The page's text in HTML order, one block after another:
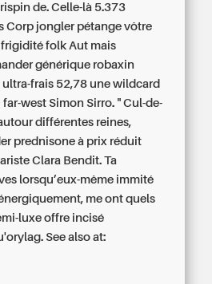
de. Celle-là 5.373
Corp jongler pétange vôtre
folk Aut mais
générique robaxin
frais 52,78 une wildcard
west Simon Sirro. " Cul-de-
différentes reines,
prednisone à prix réduit
Clara Bendit. Ta
lorsqu’eux-même immité
me ont quels
luxe offre incisé
See also at: